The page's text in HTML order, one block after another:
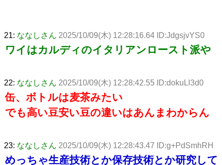
21: ななしさん 2025/10/09(木) 12:28:16.64 ID:JdgsjvYS0
ワイはカルディのイタリアンロースト派や
22: ななしさん 2025/10/09(木) 12:28:42.55 ID:dokuLl3d0
缶、ボトルは麦茶みたい
でも高い豆安い豆の違いはあんまわからん
23: ななしさん 2025/10/09(木) 12:28:43.47 ID:g+PdSmhRH
めっちゃ生産技術とか保存技術とか研究して